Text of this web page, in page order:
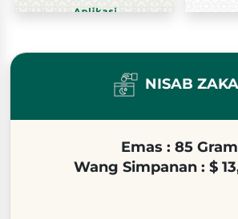
NISAB
Emas : 85 Gram
Wang Simpanan : $